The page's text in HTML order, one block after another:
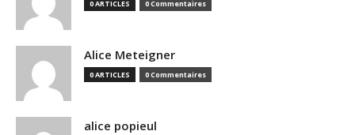
0 ARTICLES 0 Commentaires
Alice Meteigner
0 ARTICLES 0 Commentaires
alice popieul